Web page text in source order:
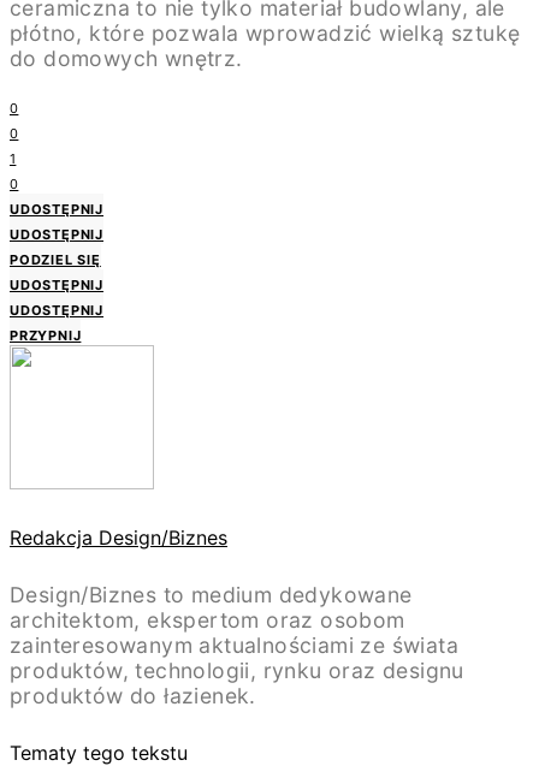
ceramiczna to nie tylko materiał budowlany, ale
płótno, które pozwala wprowadzić wielką sztukę
do domowych wnętrz.
0
0
1
0
UDOSTĘPNIJ
UDOSTĘPNIJ
PODZIEL SIĘ
UDOSTĘPNIJ
UDOSTĘPNIJ
PRZYPNIJ
Redakcja Design/Biznes
Design/Biznes to medium dedykowane
architektom, ekspertom oraz osobom
zainteresowanym aktualnościami ze świata
produktów, technologii, rynku oraz designu
produktów do łazienek.
Tematy tego tekstu